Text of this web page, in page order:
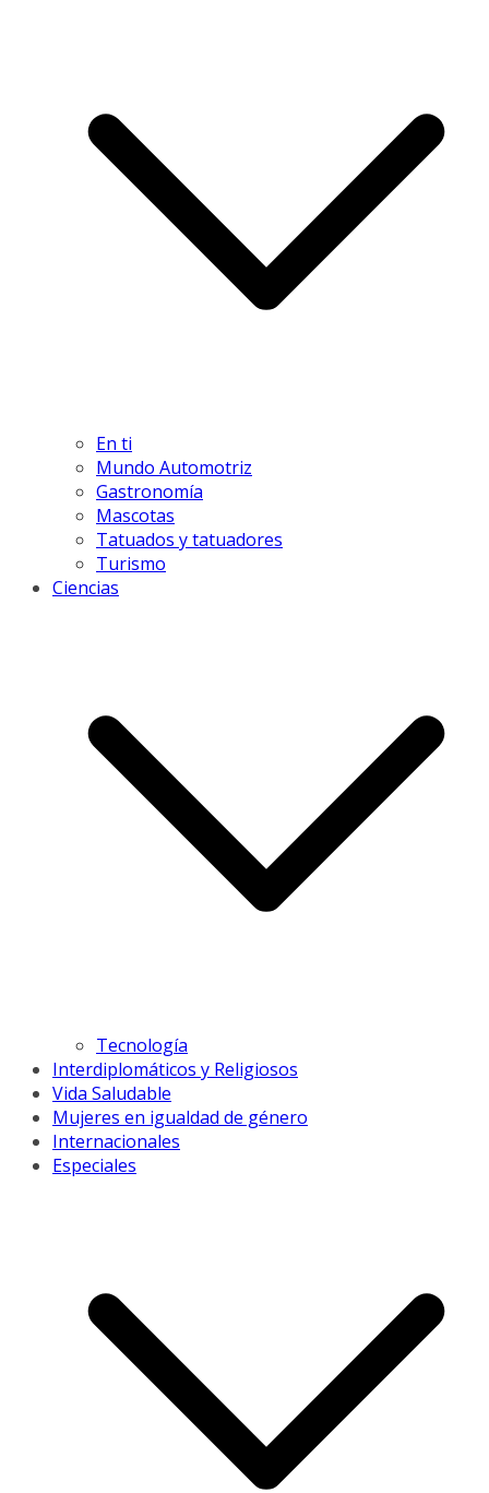
En ti
Mundo Automotriz
Gastronomía
Mascotas
Tatuados y tatuadores
Turismo
Ciencias
Tecnología
Interdiplomáticos y Religiosos
Vida Saludable
Mujeres en igualdad de género
Internacionales
Especiales